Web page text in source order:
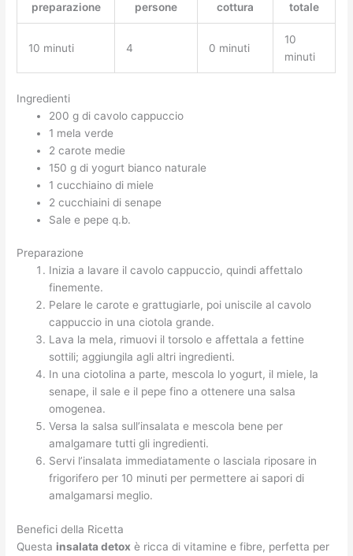
preparazione
persone
cottura
totale
10 minuti 4 0 minuti
10
minuti
Ingredienti
200 g di cavolo cappuccio
1 mela verde
2 carote medie
150 g di yogurt bianco naturale
1 cucchiaino di miele
2 cucchiaini di senape
Sale e pepe q.b.
Preparazione
Inizia a lavare il cavolo cappuccio, quindi affettalo
finemente.
Pelare le carote e grattugiarle, poi uniscile al cavolo
cappuccio in una ciotola grande.
Lava la mela, rimuovi il torsolo e affettala a fettine
sottili; aggiungila agli altri ingredienti.
In una ciotolina a parte, mescola lo yogurt, il miele, la
senape, il sale e il pepe fino a ottenere una salsa
omogenea.
Versa la salsa sull’insalata e mescola bene per
amalgamare tutti gli ingredienti.
Servi l’insalata immediatamente o lasciala riposare in
frigorifero per 10 minuti per permettere ai sapori di
amalgamarsi meglio.
Benefici della Ricetta
Questa insalata detox è ricca di vitamine e fibre, perfetta per